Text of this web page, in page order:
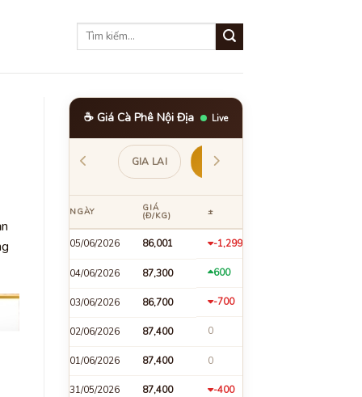
☕ Giá Cà Phê Nội Địa Live
LÂM ĐỒNG GIA LAI ĐẮK NÔNG
NGÀY GIÁ
(Đ/KG) ±
05/06/2026 86,001 -1,299
04/06/2026 87,300 600
03/06/2026 86,700 -700
02/06/2026 87,400 0
01/06/2026 87,400 0
31/05/2026 87,400 -400